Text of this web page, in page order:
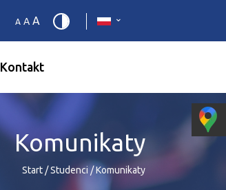
A A A
Kontakt
Komunikaty
Start/Studenci /Komunikaty